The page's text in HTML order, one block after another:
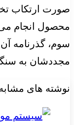
صورت ارتکاب
محصول انجام
سوم، گذرنامه
مجددشان به
نوشته های